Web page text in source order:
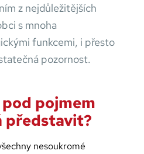
z nejdůležitějších
s mnoha
funkcemi, i přesto
pozornost.
pod pojmem
představit?
nesoukromé